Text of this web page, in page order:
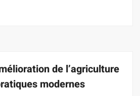
de l’agriculture
modernes